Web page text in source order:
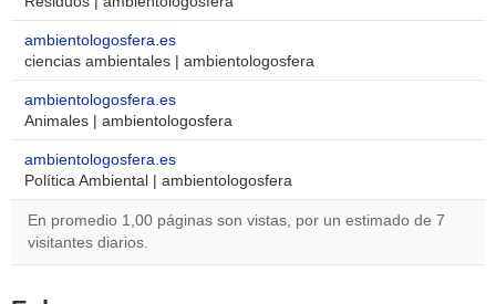
ambientologosfera.es
ciencias ambientales | ambientologosfera
ambientologosfera.es
Animales | ambientologosfera
ambientologosfera.es
Política Ambiental | ambientologosfera
En promedio 1,00 páginas son vistas, por un estimado de 7
visitantes diarios.